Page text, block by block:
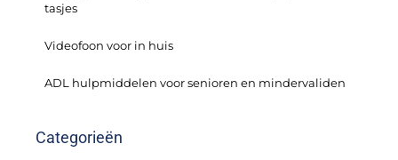
tasjes
Videofoon voor in huis
ADL hulpmiddelen voor senioren en mindervaliden
Categorieën